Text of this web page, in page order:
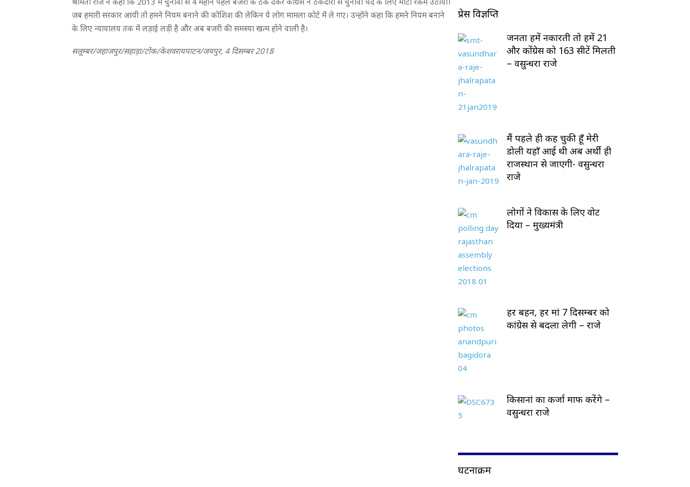
जब हमारी सरकार आयी तो हमने नियम बनाने की कोशिश की लेकिन ये लोग मामला कोर्ट में ले गए। उन्होंने कहा कि हमने नियम बनाने
के लिए न्यायालय तक में लड़ाई लड़ी है और अब बजरी की समस्या खत्म होने वाली है।
सलूम्बर/जहाजपुर/सहाड़ा/टोंक/केशवरायपाटन/जयपुर, 4 दिसम्बर 2018
प्रेस विज्ञप्ति
जनता हमें नकारती तो हमें 21
और कोंग्रेस को 163 सीटें मिलती
– वसुन्धरा राजे
मैं पहले ही कह चुकी हूँ मेरी
डोली यहाँ आई थी अब अर्थी ही
राजस्थान से जाएगी- वसुन्धरा
राजे
लोगों ने विकास के लिए वोट
दिया – मुख्यमंत्री
हर बहन, हर मां 7 दिसम्बर को
कांग्रेस से बदला लेगी – राजे
किसानां का कर्जा माफ करेंगे –
वसुन्धरा राजे
घटनाक्रम